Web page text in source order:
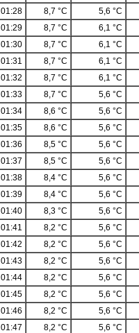
01:28 8,7 °C 5,6 °C
01:29 8,7 °C 6,1 °C
01:30 8,7 °C 6,1 °C
01:31 8,7 °C 6,1 °C
01:32 8,7 °C 6,1 °C
01:33 8,7 °C 5,6 °C
01:34 8,6 °C 5,6 °C
01:35 8,6 °C 5,6 °C
01:36 8,5 °C 5,6 °C
01:37 8,5 °C 5,6 °C
01:38 8,4 °C 5,6 °C
01:39 8,4 °C 5,6 °C
01:40 8,3 °C 5,6 °C
01:41 8,2 °C 5,6 °C
01:42 8,2 °C 5,6 °C
01:43 8,2 °C 5,6 °C
01:44 8,2 °C 5,6 °C
01:45 8,2 °C 5,6 °C
01:46 8,2 °C 5,6 °C
01:47 8,2 °C 5,6 °C